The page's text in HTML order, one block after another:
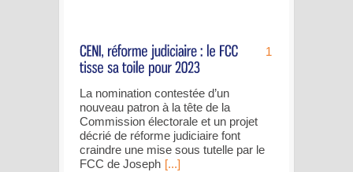
1
La nomination contestée d’un
nouveau patron à la tête de la
Commission électorale et un projet
décrié de réforme judiciaire font
craindre une mise sous tutelle par le
FCC de Joseph [...]